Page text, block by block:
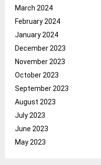
March 2024
February 2024
January 2024
December 2023
November 2023
October 2023
September 2023
August 2023
July 2023
June 2023
May 2023